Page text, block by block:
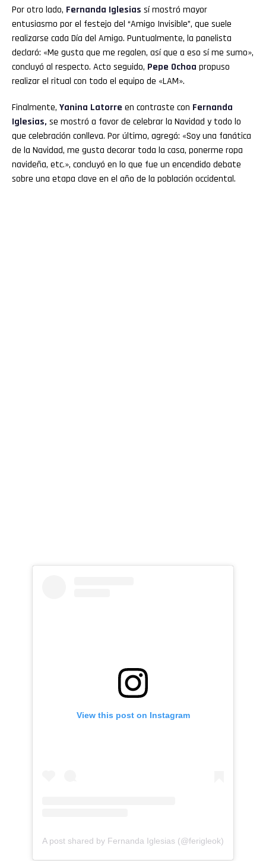
Por otro lado, Fernanda Iglesias sí mostró mayor
entusiasmo por el festejo del “Amigo Invisible”, que suele
realizarse cada Día del Amigo. Puntualmente, la panelista
declaró: «Me gusta que me regalen, así que a eso sí me sumo»,
concluyó al respecto. Acto seguido, Pepe Ochoa propuso
realizar el ritual con todo el equipo de «LAM».
Finalmente, Yanina Latorre en contraste con Fernanda
Iglesias, se mostró a favor de celebrar la Navidad y todo lo
que celebración conlleva. Por último, agregó: «Soy una fanática
de la Navidad, me gusta decorar toda la casa, ponerme ropa
navideña, etc.», concluyó en lo que fue un encendido debate
sobre una etapa clave en el año de la población occidental.
View this post on Instagram
A post shared by Fernanda Iglesias (@ferigleok)